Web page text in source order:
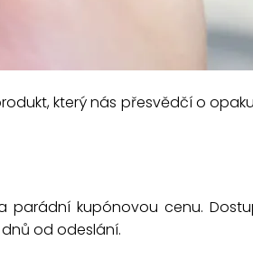
který nás přesvědčí o
parádní kupónovou cenu.
od odeslání.